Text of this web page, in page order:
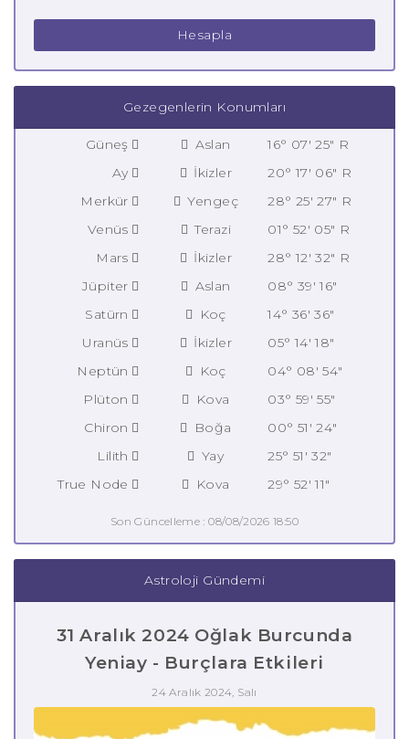
Hesapla
Gezegenlerin Konumları
Güneş Aslan
16° 07' 25" R
Ay
İkizler
20° 17' 06" R
Merkür
Yengeç
28° 25' 27" R
Venüs
Terazi
01° 52' 05" R
Mars
İkizler
28° 12' 32" R
Jüpiter
Aslan
08° 39' 16"
Satürn
Koç
14° 36' 36"
Uranüs
İkizler
05° 14' 18"
Neptün
Koç
04° 08' 54"
Plüton
Kova
03° 59' 55"
Chiron
Boğa
00° 51' 24"
Lilith
Yay
25° 51' 32"
True Node
Kova 29° 52' 11"
Son Güncelleme : 08/08/2026 18:50
Astroloji Gündemi
31 Aralık 2024 Oğlak Burcunda
Yeniay - Burçlara Etkileri
24 Aralık 2024, Salı